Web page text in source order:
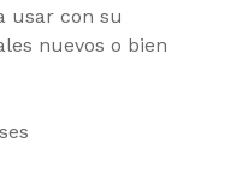
usar con su
nuevos o bien